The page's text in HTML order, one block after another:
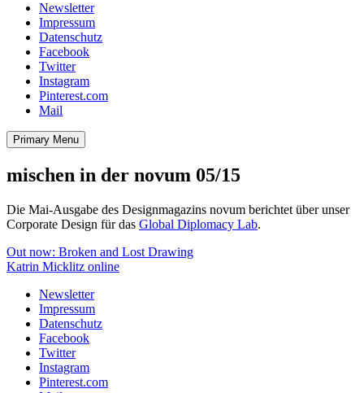
Newsletter
Impressum
Datenschutz
Facebook
Twitter
Instagram
Pinterest.com
Mail
Primary Menu
mischen in der novum 05/15
Die Mai-Ausgabe des Designmagazins novum berichtet über unser
Corporate Design für das Global Diplomacy Lab.
Beitragsnavigation
Out now: Broken and Lost Drawing
Katrin Micklitz online
Newsletter
Impressum
Datenschutz
Facebook
Twitter
Instagram
Pinterest.com